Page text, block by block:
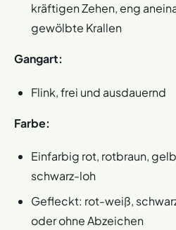
kräftigen Zehen, eng
gewölbte Krallen
Gangart:
Flink, frei und ausdauernd
Farbe:
Einfarbig rot, rotbraun,
schwarz-loh
Gefleckt: rot-weiß,
oder ohne Abzeichen